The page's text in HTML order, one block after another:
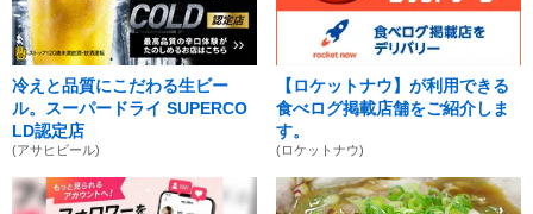
冷えと品質にこだわる生ビー
ル。スーパードライ SUPERCO
LD認定店
(アサヒビール)
【ロケットナウ】が利用できる
食べログ掲載店舗をご紹介しま
す。
(ロケットナウ)